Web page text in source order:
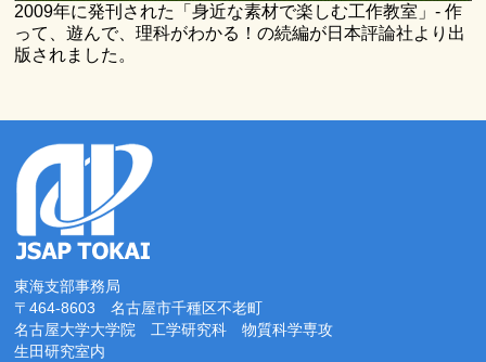
2009年に発刊された「身近な素材で楽しむ工作教室」- 作
って、遊んで、理科がわかる！の続編が日本評論社より出
版されました。
東海支部事務局
〒464-8603 名古屋市千種区不老町
名古屋大学大学院 工学研究科 物質科学専攻
生田研究室内